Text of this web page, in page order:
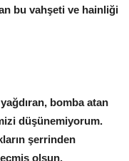
bu vahşeti ve hainliği
bomba atan
düşünemiyorum.
şerrinden
olsun.